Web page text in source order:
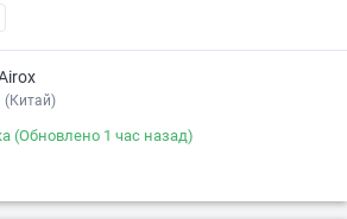
XX
(Китай)
(Обновлено 1 час назад)